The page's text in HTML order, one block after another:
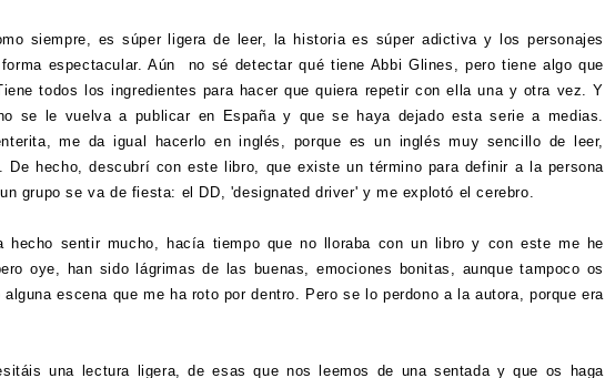
siempre, es súper ligera de leer, la historia es súper adictiva y los personajes
espectacular. Aún no sé detectar qué tiene Abbi Glines, pero tiene algo que
todos los ingredientes para hacer que quiera repetir con ella una y otra vez. Y
se le vuelva a publicar en España y que se haya dejado esta serie a medias.
me da igual hacerlo en inglés, porque es un inglés muy sencillo de leer,
. De hecho, descubrí con este libro, que existe un término para definir a la persona
grupo se va de fiesta: el DD, 'designated driver' y me explotó el cerebro.
hecho sentir mucho, hacía tiempo que no lloraba con un libro y con este me he
oye, han sido lágrimas de las buenas, emociones bonitas, aunque tampoco os
escena que me ha roto por dentro. Pero se lo perdono a la autora, porque era
una lectura ligera, de esas que nos leemos de una sentada y que os haga